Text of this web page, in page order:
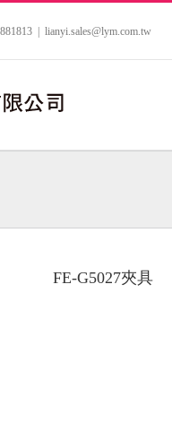
| lianyi.sales@lym.com.tw
FE-G5027夾具